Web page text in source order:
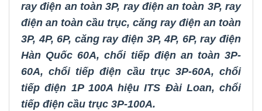
ray điện an toàn 3P, ray điện an toàn 3P,ray
điện an toàn cầu trục, căng ray điện an toàn
3P, 4P, 6P, căng ray điện 3P, 4P, 6P,ray điện
Hàn Quốc 60A, chổi tiếp điện an toàn 3P-
60A,chổi tiếp điện cầu trục 3P-60A,chổi
tiếp điện 1P 100A hiệu ITS Đài Loan, chổi
tiếp điện cầu trục 3P-100A.